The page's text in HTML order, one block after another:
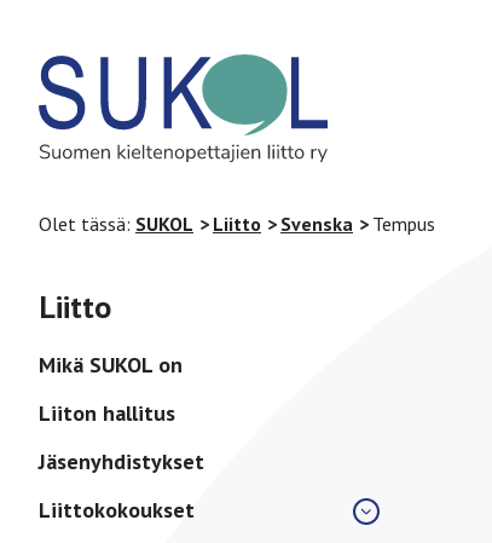
Olet tässä: SUKOL Liitto Svenska Tempus
Liitto
Mikä SUKOL on
Liiton hallitus
Jäsenyhdistykset
Liittokokoukset